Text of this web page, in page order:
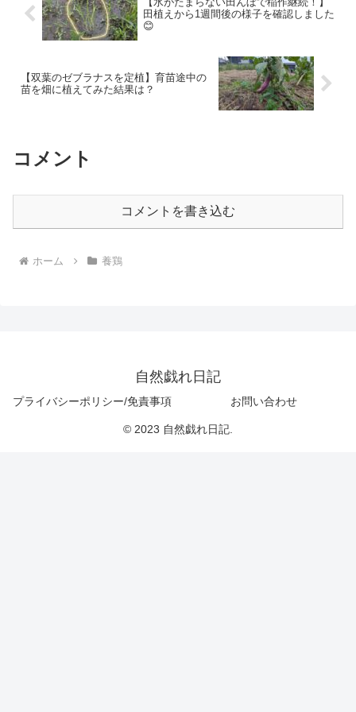
田植えから1週間後の様子を確認しました
😊
【双葉のゼブラナスを定植】育苗途中の
苗を畑に植えてみた結果は？
コメント
コメントを書き込む
ホーム 養鶏
自然戯れ日記
プライバシーポリシー/免責事項 お問い合わせ
© 2023 自然戯れ日記.